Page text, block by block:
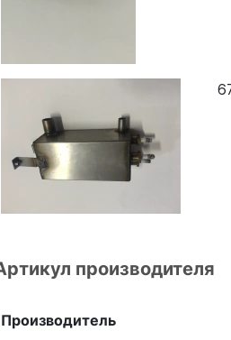
производителя
Производитель